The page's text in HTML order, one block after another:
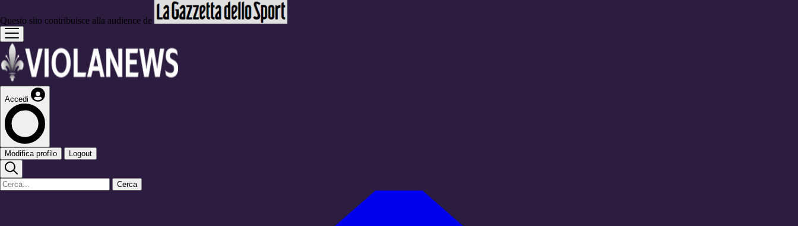
Questo sito contribuisce alla audience de
Accedi
Modifica profilo Logout
Cerca